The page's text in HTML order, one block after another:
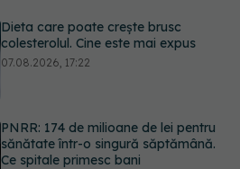
PNRR: 174 de milioane de lei pentru
sănătate într-o singură săptămână.
Ce spitale primesc bani
Ce spune culoarea ta preferată
despre vârsta pe care o ai. Care
este "codul cromatic" al generațiilor